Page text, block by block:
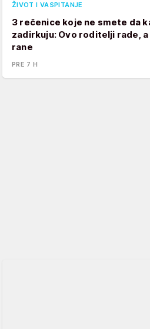
ŽIVOT I VASPITANJE
3 rečenice koje ne smete da
zadirkuju: Ovo roditelji rade,
rane
PRE 7 H